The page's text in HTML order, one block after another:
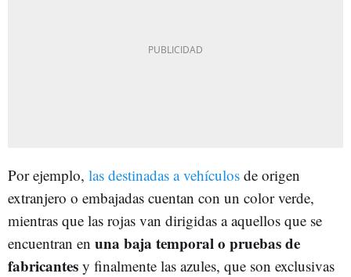
Por ejemplo, las destinadas a vehículos de origen
extranjero o embajadas cuentan con un color verde,
mientras que las rojas van dirigidas a aquellos que se
encuentran en una baja temporal o pruebas de
fabricantes y finalmente las azules, que son exclusivas